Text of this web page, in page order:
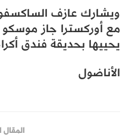
ويشارك عازف
مع أوركسترا جاز
يحييها بحديقة فندق
الأناضول
المقال